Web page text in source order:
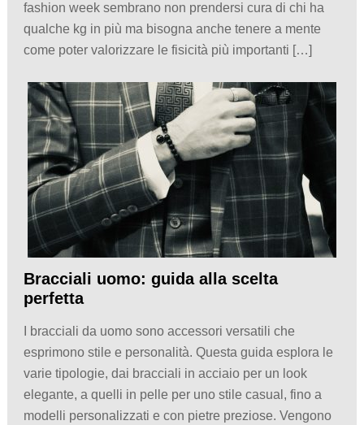
fashion week sembrano non prendersi cura di chi ha
qualche kg in più ma bisogna anche tenere a mente
come poter valorizzare le fisicità più importanti […]
Bracciali uomo: guida alla scelta
perfetta
I bracciali da uomo sono accessori versatili che
esprimono stile e personalità. Questa guida esplora le
varie tipologie, dai bracciali in acciaio per un look
elegante, a quelli in pelle per uno stile casual, fino a
modelli personalizzati e con pietre preziose. Vengono